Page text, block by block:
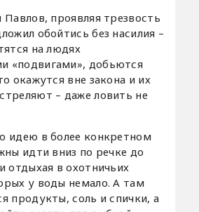
Павлов, проявляя трезвость
обойтись без насилия –
на людях
«подвигами», добьются
окажутся вне закона и их
– даже ловить не
идею в более конкретном
идти вниз по речке до
отдыхая в охотничьих
у воды немало. А там
продукты, соль и спички, а